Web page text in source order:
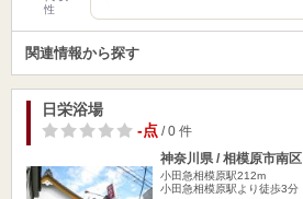
性
関連情報から探す
日栄浴場
-点/ 0 件
神奈川県 / 相模原市南区
小田急相模原駅212m
小田急相模原駅より徒歩3分